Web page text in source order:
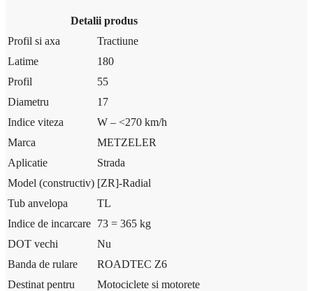
Detalii produs
Profil si axa
Tractiune
Latime
180
Profil
55
Diametru
17
Indice viteza
W – <270 km/h
Marca
METZELER
Aplicatie
Strada
Model (constructiv) [ZR]-Radial
Tub anvelopa
TL
Indice de incarcare 73 = 365 kg
DOT vechi
Nu
Banda de rulare
ROADTEC Z6
Destinat pentru
Motociclete si motorete